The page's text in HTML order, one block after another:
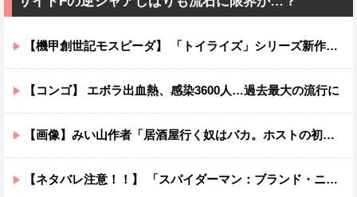
【機甲創世記モスピーダ】 「トイライズ」シリーズ新作【明日予約開始】
【コンゴ】 エボラ出血熱、感染3600人…過去最大の流行に
【画像】みい山作者「居酒屋行く奴はバカ。ホストの初回なら居酒屋より安く飲めてイケメンにチヤホヤされる」
【ネタバレ注意！！】 「スパイダーマン：ブランド・ニュー・デイ」にも出てきたけどあの組織潰した方がいいだろ…